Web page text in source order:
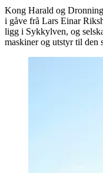
Kong Harald og
i gåve frå Lars Einar
ligg i Sykkylven, og
maskiner og utstyr til den